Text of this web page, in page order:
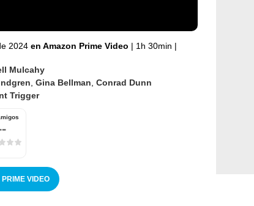
2024 en Amazon Prime Video | 1h 30min |
Mulcahy
Gina Bellman Conrad Dunn
Trigger
VIDEO